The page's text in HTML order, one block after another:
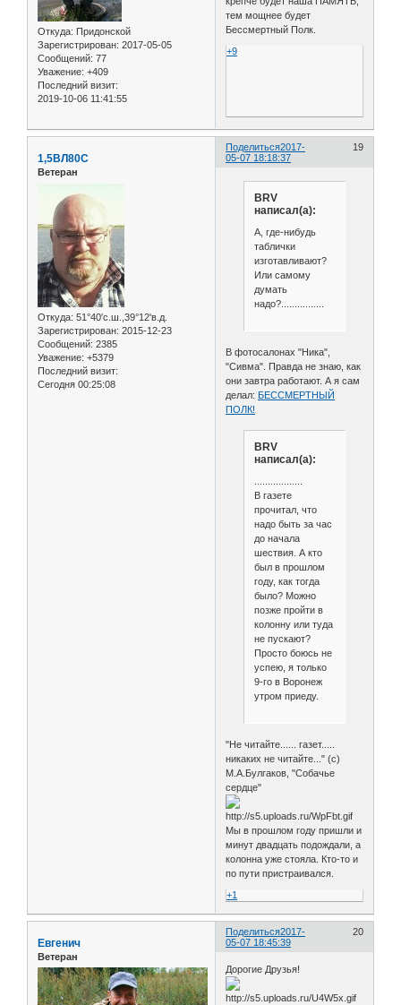
Откуда: Придонской
Зарегистрирован: 2017-05-05
Сообщений: 77
Уважение: +409
Последний визит:
2019-10-06 11:41:55
тем мощнее будет
Бессмертный Полк.
+9
Поделиться 19
2017-
05-07 18:18:37
1,5ВЛ80С
Ветеран
Откуда: 51°40′с.ш.,39°12'в.д.
Зарегистрирован: 2015-12-23
Сообщений: 2385
Уважение: +5379
Последний визит:
Сегодня 00:25:08
BRV
написал(а):
А, где-нибудь
таблички
изготавливают?
Или самому
думать
надо?................
В фотосалонах "Ника",
"Сивма". Правда не знаю, как
они завтра работают. А я сам
делал: БЕССМЕРТНЫЙ
ПОЛК!
BRV
написал(а):
В газете
прочитал, что
надо быть за час
до начала
шествия. А кто
был в прошлом
году, как тогда
было? Можно
позже пройти в
колонну или туда
не пускают?
Просто боюсь не
успею, я только
9-го в Воронеж
утром приеду.
"Не читайте...... газет.....
никаких не читайте..." (с)
М.А.Булгаков, "Собачье
сердце"
Мы в прошлом году пришли и
минут двадцать подождали, а
колонна уже стояла. Кто-то и
по пути пристраивался.
+1
Поделиться 20
2017-
05-07 18:45:39
Евгенич
Ветеран
Дорогие Друзья!